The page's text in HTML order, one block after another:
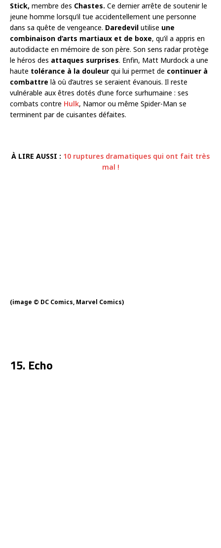
Stick, membre des Chastes. Ce dernier arrête de soutenir le
jeune homme lorsqu’il tue accidentellement une personne
dans sa quête de vengeance. Daredevil utilise une
combinaison d’arts martiaux et de boxe, qu’il a appris en
autodidacte en mémoire de son père. Son sens radar protège
le héros des attaques surprises. Enfin, Matt Murdock a une
haute tolérance à la douleur qui lui permet de continuer à
combattre là où d’autres se seraient évanouis. Il reste
vulnérable aux êtres dotés d’une force surhumaine : ses
combats contre Hulk, Namor ou même Spider-Man se
terminent par de cuisantes défaites.
À LIRE AUSSI : 10 ruptures dramatiques qui ont fait très
mal !
(image © DC Comics, Marvel Comics)
15. Echo